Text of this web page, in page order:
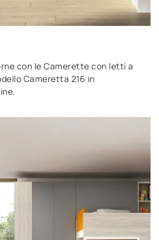
con le Camerette con letti a
Cameretta 216 in